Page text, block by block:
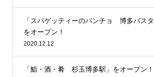
「スパゲッティーのパンチョ 博多バスタ
をオープン！
2020.12.12
「鮨・酒・肴 杉玉博多駅」をオープン！